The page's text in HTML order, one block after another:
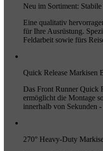
Neu im Sortiment:
Eine qualitativ
für Ihre Ausrüstung.
Feldarbeit sowie fürs
Quick Release Markisen
Das Front Runner Quick
ermöglicht die Montage
innerhalb von Sekunden
270° Heavy-Duty